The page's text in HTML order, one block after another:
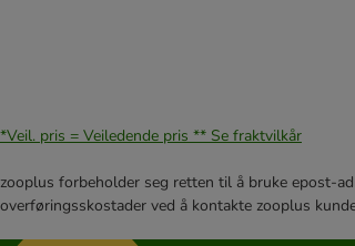
*Veil. pris = Veiledende pris ** Se fraktvilkår
zooplus forbeholder seg retten til å bruke epost-
overføringsskostader ved å kontakte zooplus